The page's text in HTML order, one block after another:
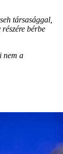
társasággal,
bérbe
nem a